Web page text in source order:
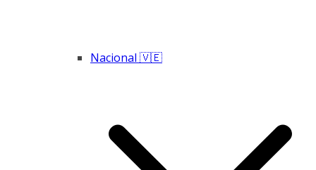
Nacional 🇻🇪